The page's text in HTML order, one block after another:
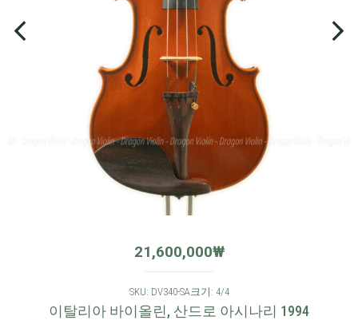
21,600,000₩
SKU: DV340-SA 크기: 4/4
이탈리아 바이올린, 산드로 아시나리 1994